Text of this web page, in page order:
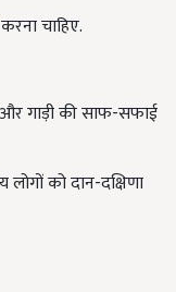
चाहिए.
गाड़ी की साफ-सफाई
को दान-दक्षिणा